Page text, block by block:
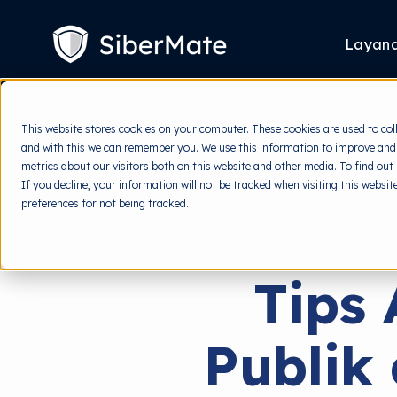
This website stores cookies on your computer. These cookies are used to
and with this we can remember you. We use this information to improve
metrics about our visitors both on this website and other media. To find
If you decline, your information will not be tracked when visiting this
preferences for not being tracked.
CONTENT
Tips
Publik